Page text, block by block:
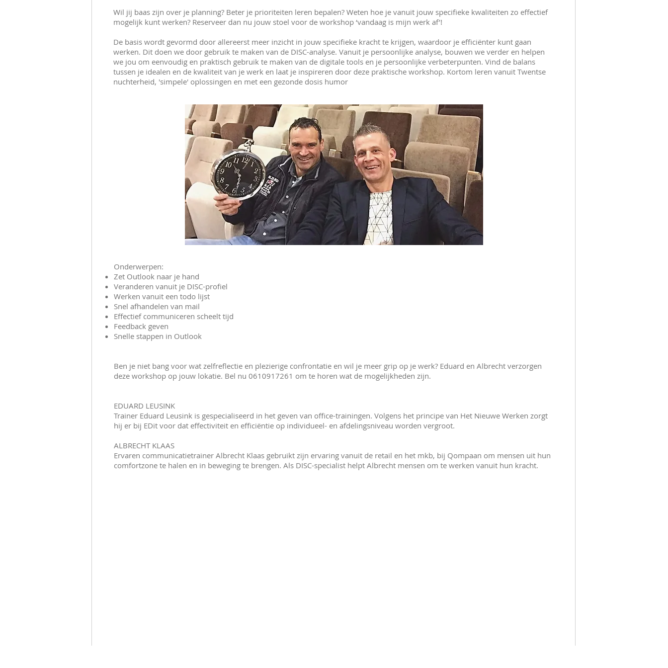
Wil jij baas zijn over je planning? Beter je prioriteiten leren bepalen? Weten hoe je vanuit jouw specifieke kwaliteiten zo effectief
mogelijk kunt werken? Reserveer dan nu jouw stoel voor de workshop ‘vandaag is mijn werk af’!
De basis wordt gevormd door allereerst meer inzicht in jouw specifieke kracht te krijgen, waardoor je efficiënter kunt gaan
werken. Dit doen we door gebruik te maken van de DISC-analyse. Vanuit je persoonlijke analyse, bouwen we verder en helpen
we jou om eenvoudig en praktisch gebruik te maken van de digitale tools en je persoonlijke verbeterpunten. Vind de balans
tussen je idealen en de kwaliteit van je werk en laat je inspireren door deze praktische workshop. Kortom leren vanuit Twentse
nuchterheid, 'simpele' oplossingen en met een gezonde dosis humor
Onderwerpen:
Zet Outlook naar je hand
Veranderen vanuit je DISC-profiel
Werken vanuit een todo lijst
Snel afhandelen van mail
Effectief communiceren scheelt tijd
Feedback geven
Snelle stappen in Outlook
Ben je niet bang voor wat zelfreflectie en plezierige confrontatie en wil je meer grip op je werk? Eduard en Albrecht verzorgen
deze workshop op jouw lokatie. Bel nu 0610917261 om te horen wat de mogelijkheden zijn.
EDUARD LEUSINK
Trainer Eduard Leusink is gespecialiseerd in het geven van office-trainingen. Volgens het principe van Het Nieuwe Werken zorgt
hij er bij EDit voor dat effectiviteit en efficiëntie op individueel- en afdelingsniveau worden vergroot.
ALBRECHT KLAAS
Ervaren communicatietrainer Albrecht Klaas gebruikt zijn ervaring vanuit de retail en het mkb, bij Qompaan om mensen uit hun
comfortzone te halen en in beweging te brengen. Als DISC-specialist helpt Albrecht mensen om te werken vanuit hun kracht.